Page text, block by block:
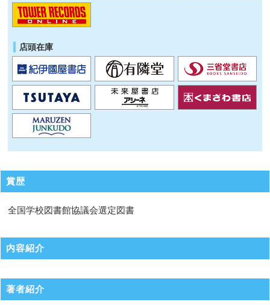
店頭在庫
賞歴
全国学校図書館協議会選定図書
内容紹介
著者紹介